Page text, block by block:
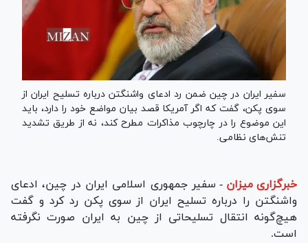
سفیر ایران در چین ضمن رد ادعای واشنگتن درباره تسلیح ایران از
سوی پکن، گفت که اگر آمریکا قصد بیان مواضع خود را دارد، باید
این موضوع را در چارچوب مذاکرات مطرح کند، نه از طریق تشدید
تنش‌های نظامی.
خبرگزاری میزان - سفیر جمهوری اسلامی ایران در چین، ادعای
واشنگتن را درباره تسلیح ایران از سوی پکن رد کرد و گفت
هیچ‌گونه انتقال تسلیحاتی از چین به ایران صورت نگرفته
است.